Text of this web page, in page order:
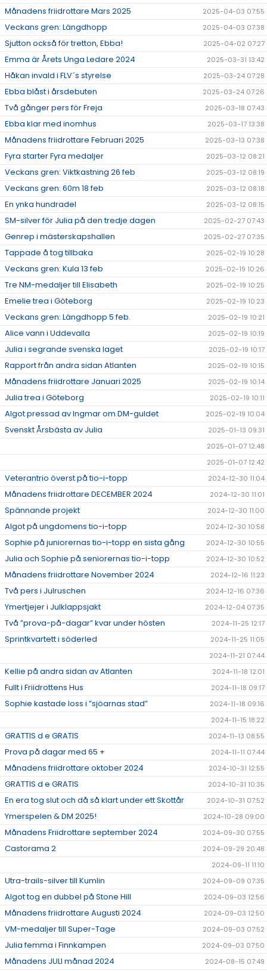
Månadens friidrottare Mars 2025 2025-04-03 07:55
Veckans gren: Längdhopp 2025-04-03 07:38
Sjutton också för tretton, Ebba! 2025-04-02 07:27
Emma är Årets Unga Ledare 2024 2025-03-31 13:42
Håkan invald i FLV´s styrelse 2025-03-24 07:28
Ebba blåst i årsdebuten 2025-03-24 07:26
Två gånger pers för Freja 2025-03-18 07:43
Ebba klar med inomhus 2025-03-17 13:38
Månadens friidrottare Februari 2025 2025-03-13 07:38
Fyra starter Fyra medaljer 2025-03-12 08:21
Veckans gren: Viktkastning 26 feb 2025-03-12 08:19
Veckans gren: 60m 18 feb 2025-03-12 08:18
En ynka hundradel 2025-03-12 08:15
SM-silver för Julia på den tredje dagen 2025-02-27 07:43
Genrep i mästerskapshallen 2025-02-27 07:35
Tappade å tog tillbaka 2025-02-19 10:28
Veckans gren: Kula 13 feb 2025-02-19 10:26
Tre NM-medaljer till Elisabeth 2025-02-19 10:25
Emelie trea i Göteborg 2025-02-19 10:23
Veckans gren: Längdhopp 5 feb. 2025-02-19 10:21
Alice vann i Uddevalla 2025-02-19 10:19
Julia i segrande svenska laget 2025-02-19 10:17
Rapport från andra sidan Atlanten 2025-02-19 10:15
Månadens friidrottare Januari 2025 2025-02-19 10:14
Julia trea i Göteborg 2025-02-19 10:11
Algot pressad av Ingmar om DM-guldet 2025-02-19 10:04
Svenskt Årsbästa av Julia
2025-01-13 09:31
2025-01-07 12:48
2025-01-07 12:42
Veterantrio överst på tio-i-topp 2024-12-30 11:04
Månadens friidrottare DECEMBER 2024 2024-12-30 11:01
Spännande projekt 2024-12-30 11:00
Algot på ungdomens tio-i-topp 2024-12-30 10:58
Sophie på juniorernas tio-i-topp en sista gång 2024-12-30 10:55
Julia och Sophie på seniorernas tio-i-topp 2024-12-30 10:52
Månadens friidrottare November 2024 2024-12-16 11:23
Två pers i Julruschen 2024-12-16 07:36
Ymertjejer i Julklappsjakt 2024-12-04 07:35
Två ”prova-på-dagar” kvar under hösten 2024-11-25 12:17
Sprintkvartett i söderled
2024-11-25 11:05
2024-11-21 07:44
Kellie på andra sidan av Atlanten 2024-11-18 12:01
Fullt i Friidrottens Hus 2024-11-18 09:17
Sophie kastade loss i ”sjöarnas stad”
2024-11-18 09:16
2024-11-15 18:22
GRATTIS d e GRATIS 2024-11-13 08:55
Prova på dagar med 65 + 2024-11-11 07:44
Månadens friidrottare oktober 2024 2024-10-31 12:55
GRATTIS d e GRATIS 2024-10-31 10:35
En era tog slut och då så klart under ett Skottår 2024-10-31 07:52
Ymerspelen & DM 2025! 2024-10-28 09:00
Månadens Friidrottare september 2024 2024-09-30 07:55
Castorama 2
2024-09-29 20:48
2024-09-11 11:10
Utra-trails-silver till Kumlin 2024-09-09 07:35
Algot tog en dubbel på Stone Hill 2024-09-03 12:56
Månadens friidrottare Augusti 2024 2024-09-03 12:50
VM-medaljer till Super-Tage 2024-09-03 07:52
Julia femma i Finnkampen 2024-09-03 07:50
Månadens JULI månad 2024 2024-08-15 07:49